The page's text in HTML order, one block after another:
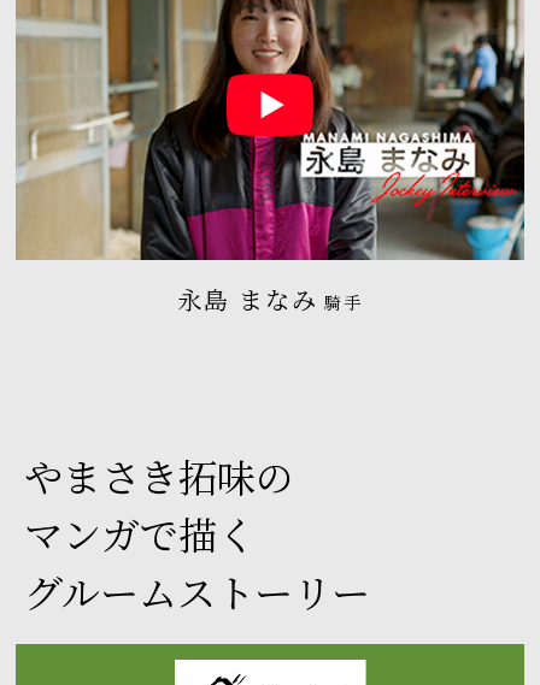
永島 まなみ 騎手
やまさき拓味の
マンガで描く
グルームストーリー